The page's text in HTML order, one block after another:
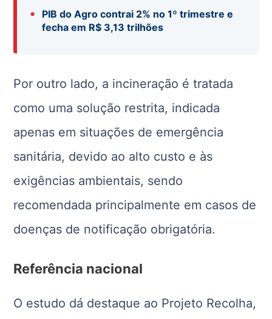
•
PIB do Agro contrai 2% no 1º trimestre e
fecha em R$ 3,13 trilhões
Por outro lado, a incineração é tratada
como uma solução restrita, indicada
apenas em situações de emergência
sanitária, devido ao alto custo e às
exigências ambientais, sendo
recomendada principalmente em casos de
doenças de notificação obrigatória.
Referência nacional
O estudo dá destaque ao Projeto Recolha,